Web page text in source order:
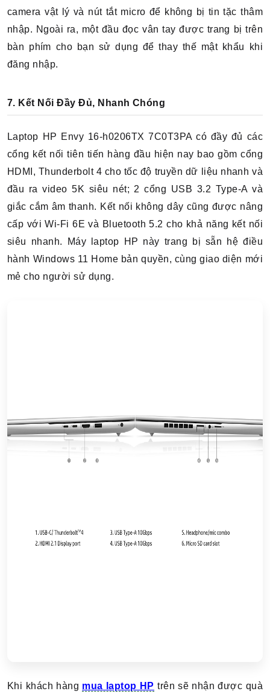
camera vật lý và nút tắt micro để không bị tin tặc thâm
nhập. Ngoài ra, một đầu đọc vân tay được trang bị trên
bàn phím cho bạn sử dụng để thay thế mật khẩu khi
đăng nhập.
7. Kết Nối Đầy Đủ, Nhanh Chóng
Laptop HP Envy 16-h0206TX 7C0T3PA có đầy đủ các
cổng kết nối tiên tiến hàng đầu hiện nay bao gồm cổng
HDMI, Thunderbolt 4 cho tốc độ truyền dữ liệu nhanh và
đầu ra video 5K siêu nét; 2 cổng USB 3.2 Type-A và
giắc cắm âm thanh. Kết nối không dây cũng được nâng
cấp với Wi-Fi 6E và Bluetooth 5.2 cho khả năng kết nối
siêu nhanh. Máy laptop HP này trang bị sẵn hệ điều
hành Windows 11 Home bản quyền, cùng giao diện mới
mẻ cho người sử dụng.
Khi khách hàng mua laptop HP trên sẽ nhận được quà